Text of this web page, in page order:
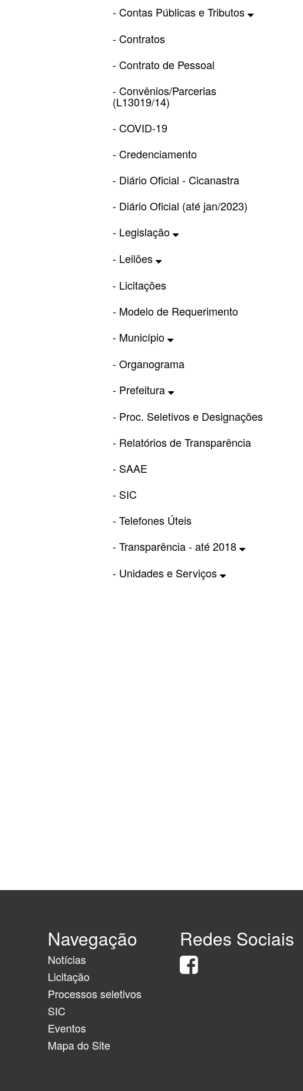
- Contas Públicas e Tributos
- Contratos
- Contrato de Pessoal
- Convênios/Parcerias
(L13019/14)
- COVID-19
- Credenciamento
- Diário Oficial - Cicanastra
- Diário Oficial (até jan/2023)
- Legislação
- Leilões
- Licitações
- Modelo de Requerimento
- Município
- Organograma
- Prefeitura
- Proc. Seletivos e Designações
- Relatórios de Transparência
- SAAE
- SIC
- Telefones Úteis
- Transparência - até 2018
- Unidades e Serviços
Navegação
Notícias
Licitação
Processos seletivos
SIC
Eventos
Mapa do Site
Redes Sociais